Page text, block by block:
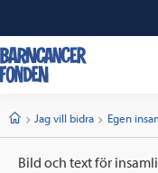
StartJag vill bidra Egen
Bild och text för